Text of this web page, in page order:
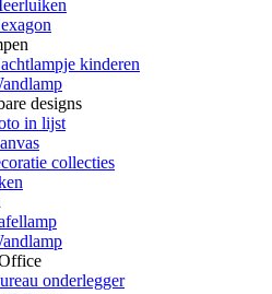
kinderen
designs
in lijst
collecties
onderlegger